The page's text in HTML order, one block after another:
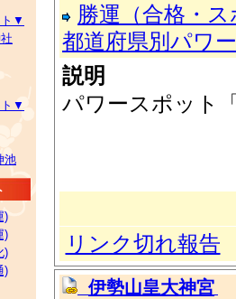
ト▼
ト▼
池
)
)
)
)
勝運（合格・
都道府県別パワ
説明
パワースポット
リンク切れ報告
伊勢山皇大神宮